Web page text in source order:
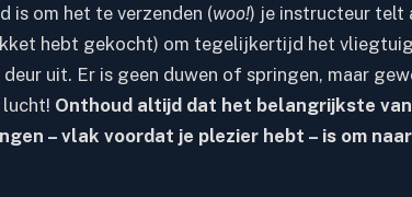
is om het te verzenden (woo!) je instructeur telt
hebt gekocht) om tegelijkertijd het
uit. Er is geen duwen of springen, maar
Onthoud altijd dat het belangrijkste
– vlak voordat je plezier hebt – is om